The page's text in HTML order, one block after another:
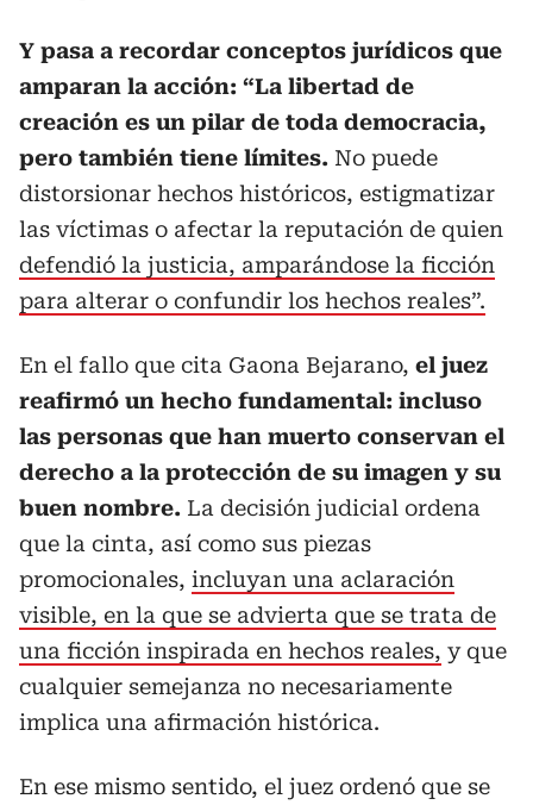
Y pasa a recordar conceptos jurídicos que
amparan la acción: “La libertad de
creación es un pilar de toda democracia,
pero también tiene límites. No puede
distorsionar hechos históricos, estigmatizar
las víctimas o afectar la reputación de quien
defendió la justicia, amparándose la ficción
para alterar o confundir los hechos reales”.
En el fallo que cita Gaona Bejarano, el juez
reafirmó un hecho fundamental: incluso
las personas que han muerto conservan el
derecho a la protección de su imagen y su
buen nombre. La decisión judicial ordena
que la cinta, así como sus piezas
promocionales, incluyan una aclaración
visible, en la que se advierta que se trata de
una ficción inspirada en hechos reales, y que
cualquier semejanza no necesariamente
implica una afirmación histórica.
En ese mismo sentido, el juez ordenó que se